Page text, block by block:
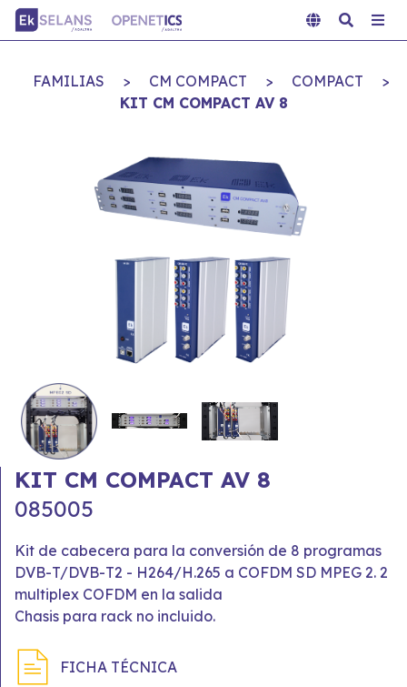
FAMILIAS > CM COMPACT > COMPACT
>
KIT CM COMPACT AV 8
KIT CM COMPACT AV 8
085005
Kit de cabecera para la conversión de 8 programas
DVB-T/DVB-T2 - H264/H.265 a COFDM SD MPEG 2. 2
multiplex COFDM en la salida
Chasis para rack no incluido.
FICHA TÉCNICA